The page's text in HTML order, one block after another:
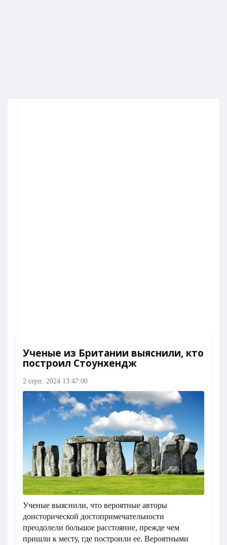
Ученые из Британии выяснили, кто
построил Стоунхендж
2 серп. 2024 13:47:00
Ученые выяснили, что вероятные авторы
доисторической достопримечательности
преодолели большое расстояние, прежде чем
пришли к месту, где построили ее. Вероятными